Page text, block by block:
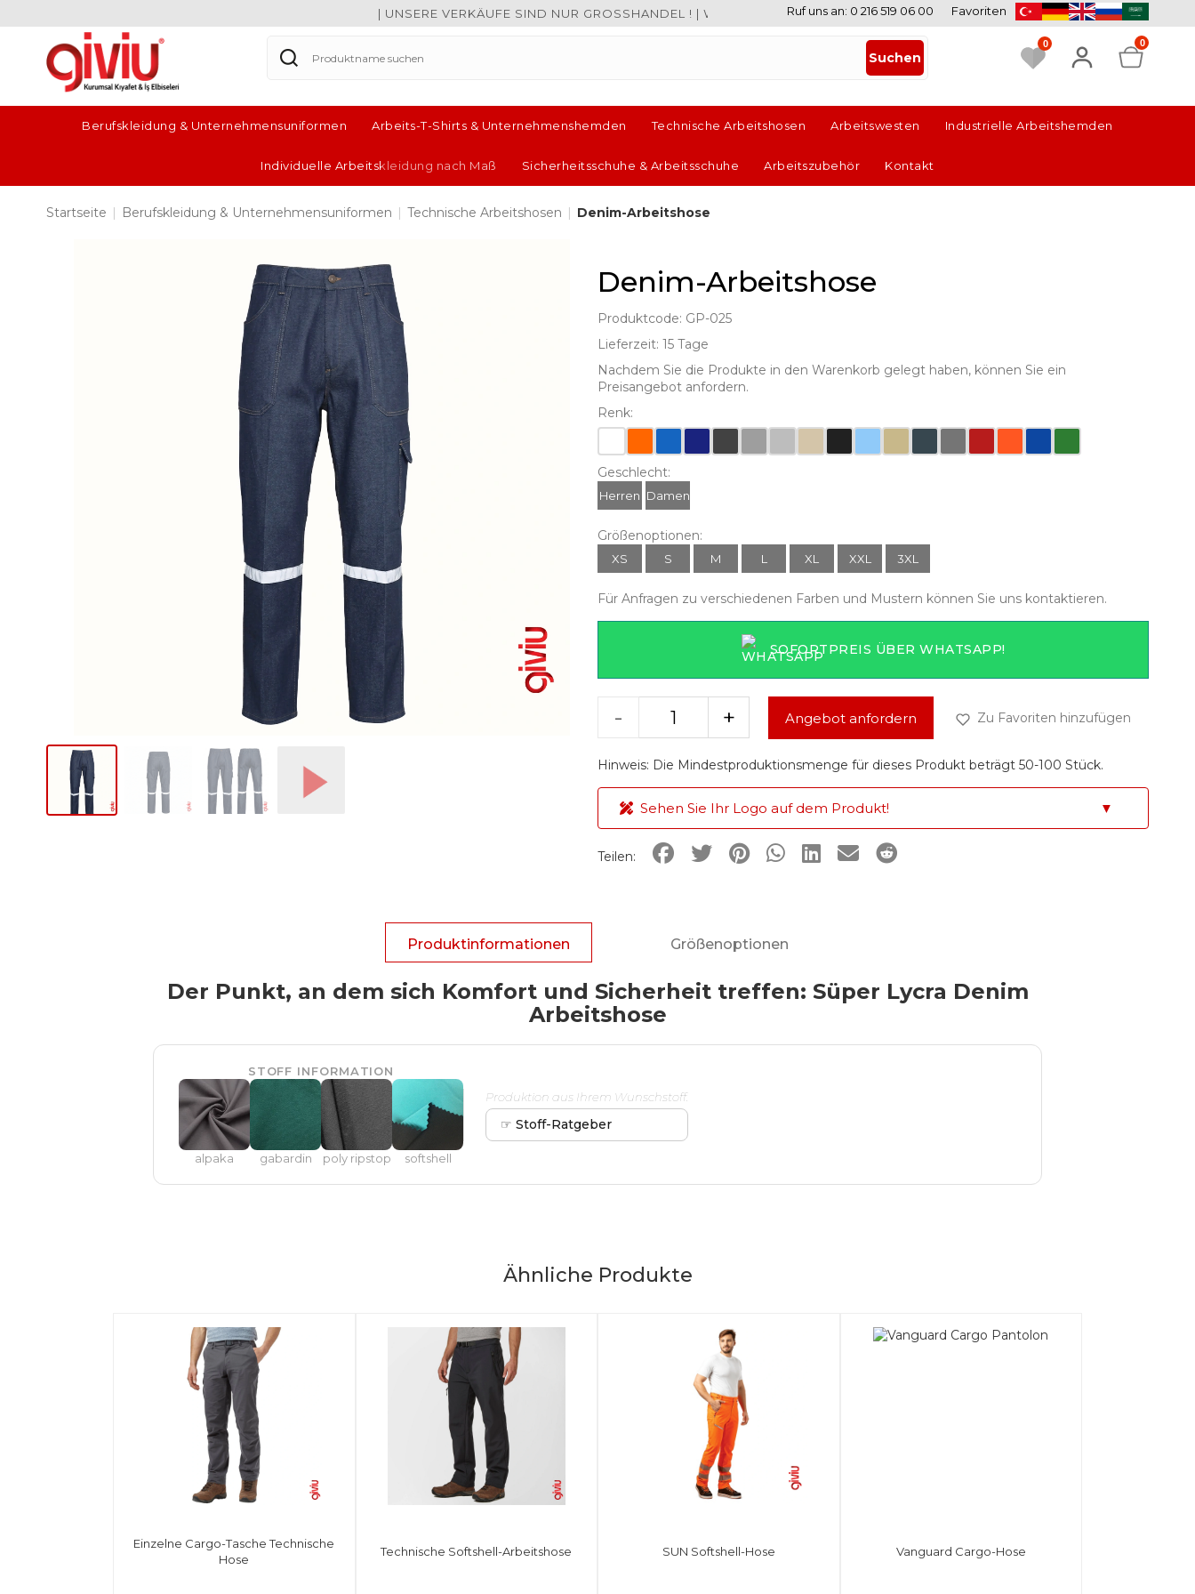
| UNSERE VERKÄUFE SIND NUR GROSSHANDEL ! | WIR BIETEN KEINEN EINZELHANDEL AN. |
Ruf uns an: 0 216 519 06 00 Favoriten
0 0
Berufskleidung & Unternehmensuniformen Arbeits-T-Shirts & Unternehmenshemden Technische Arbeitshosen Arbeitswesten Industrielle Arbeitshemden
Individuelle Arbeitskleidung nach Maß Sicherheitsschuhe & Arbeitsschuhe Arbeitszubehör Kontakt
Startseite | Berufskleidung & Unternehmensuniformen | Technische Arbeitshosen | Denim-Arbeitshose
Denim-Arbeitshose
Produktcode: GP-025
Lieferzeit: 15 Tage
Nachdem Sie die Produkte in den Warenkorb gelegt haben, können Sie ein
Preisangebot anfordern.
Renk:
Geschlecht:
Herren Damen
Größenoptionen:
XS S M L XL XXL 3XL
Für Anfragen zu verschiedenen Farben und Mustern können Sie uns kontaktieren.
SOFORTPREIS ÜBER WHATSAPP!
- + Angebot anfordern Zu Favoriten hinzufügen
Hinweis: Die Mindestproduktionsmenge für dieses Produkt beträgt 50-100 Stück.
Sehen Sie Ihr Logo auf dem Produkt! ▼
Teilen:
Produktinformationen Größenoptionen
Der Punkt, an dem sich Komfort und Sicherheit treffen: Süper Lycra Denim
Arbeitshose
STOFF INFORMATION
alpaka gabardin poly ripstop softshell
Produktion aus Ihrem Wunschstoff.
☞ Stoff-Ratgeber
Ähnliche Produkte
Einzelne Cargo-Tasche Technische
Hose
Technische Softshell-Arbeitshose SUN Softshell-Hose Vanguard Cargo-Hose